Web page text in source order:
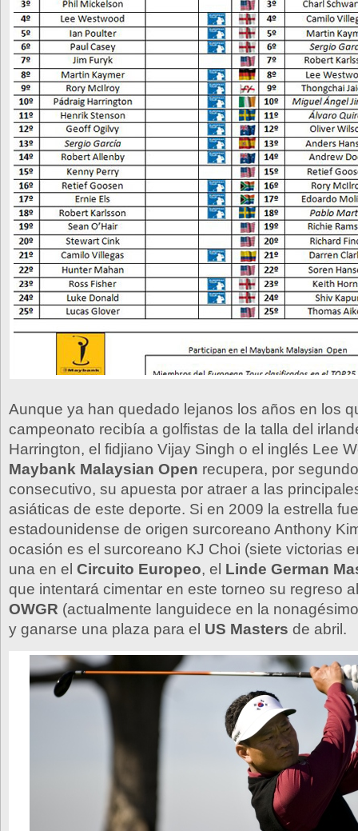
Aunque ya han quedado lejanos los años en los
campeonato recibía a golfistas de la talla del
Harrington, el fidjiano Vijay Singh o el inglés Lee
Maybank Malaysian Open recupera, por
consecutivo, su apuesta por atraer a las
asiáticas de este deporte. Si en 2009 la estrella
estadounidense de origen surcoreano Anthony
ocasión es el surcoreano KJ Choi (siete victorias
una en el Circuito Europeo, el Linde German
que intentará cimentar en este torneo su regreso
OWGR (actualmente languidece en la
y ganarse una plaza para el US Masters de abril.